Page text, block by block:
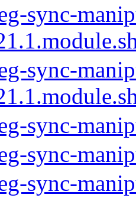
sync-
sync-
sync-
sync-
sync-